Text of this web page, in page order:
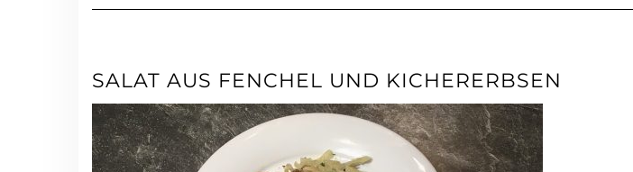
SALAT AUS FENCHEL UND KICHERERBSEN